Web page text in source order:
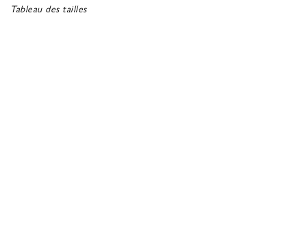
Tableau des tailles